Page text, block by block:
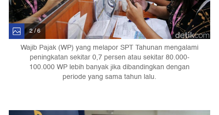
2 / 6
Wajib Pajak (WP) yang melapor SPT Tahunan mengalami
peningkatan sekitar 0,7 persen atau sekitar 80.000-
100.000 WP lebih banyak jika dibandingkan dengan
periode yang sama tahun lalu.